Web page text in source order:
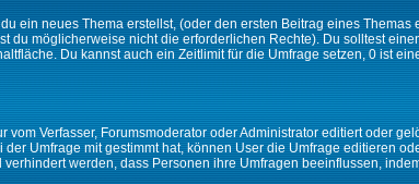
ein neues Thema erstellst, (oder den ersten Beitrag eines
du möglicherweise nicht die erforderlichen Rechte). Du solltest
Du kannst auch ein Zeitlimit für die Umfrage setzen, 0 ist
vom Verfasser, Forumsmoderator oder Administrator editiert oder
Umfrage mit gestimmt hat, können User die Umfrage editieren
werden, dass Personen ihre Umfragen beeinflussen,